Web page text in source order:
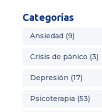
Categorías
Ansiedad (9)
Crisis de pánico (3)
Depresión (17)
Psicoterapia (53)